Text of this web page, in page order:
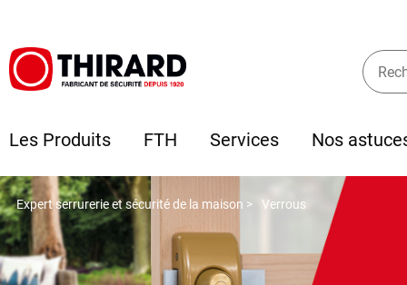
Les Produits FTH Services Nos
Expert serrurerie et sécurité de la maison > Verrous